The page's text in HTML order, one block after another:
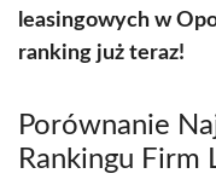
leasingowych w
ranking już teraz!
Porównanie
Rankingu Firm